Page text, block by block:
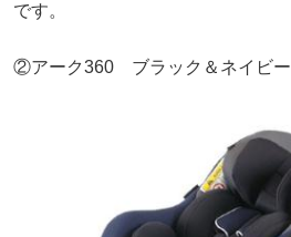
です。
②アーク360 ブラック＆ネイビー